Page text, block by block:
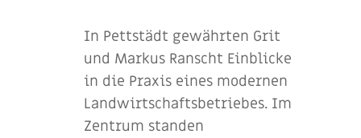
In Pettstädt gewährten Grit
und Markus Ranscht Einblicke
in die Praxis eines modernen
Landwirtschaftsbetriebes. Im
Zentrum standen